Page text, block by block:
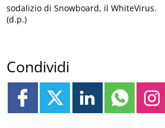
sodalizio di Snowboard, il WhiteVirus.
(d.p.)
Condividi